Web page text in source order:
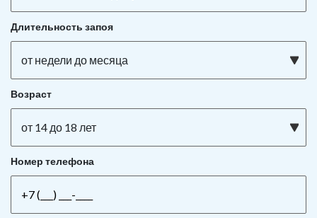
Длительность запоя
от недели до месяца
Возраст
от 14 до 18 лет
Номер телефона